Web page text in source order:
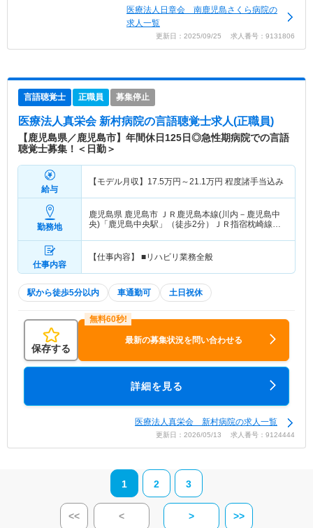
医療法人日章会 南鹿児島さくら病院の
求人一覧
更新日：2025/09/25 求人番号：9131806
言語聴覚士 正職員 募集停止
医療法人真栄会 新村病院の言語聴覚士求人(正職員)
【鹿児島県／鹿児島市】年間休日125日◎急性期病院での言語
聴覚士募集！＜日勤＞
給与
【モデル月収】 17.5万円～21.1万円 程度諸手当込み
勤務地
鹿児島県 鹿児島市 ＪＲ鹿児島本線(川内－鹿児島中
央)「鹿児島中央駅」（徒歩2分）ＪＲ指宿枕崎線
仕事内容
【仕事内容】 ■リハビリ業務全般
駅から徒歩5分以内 車通勤可 土日祝休
保存する
最新の募集状況を問い合わせる
詳細を見る
医療法人真栄会 新村病院の求人一覧
更新日：2026/05/13 求人番号：9124444
1 2 3
<< < > >>